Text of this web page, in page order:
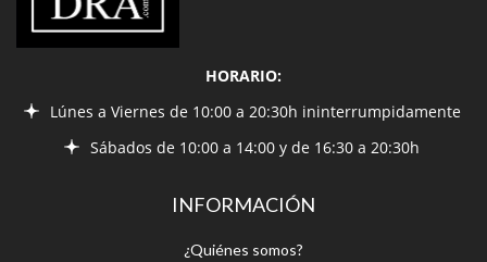
HORARIO:
Lúnes a Viernes de 10:00 a 20:30h ininterrumpidamente
Sábados de 10:00 a 14:00 y de 16:30 a 20:30h
INFORMACIÓN
¿Quiénes somos?